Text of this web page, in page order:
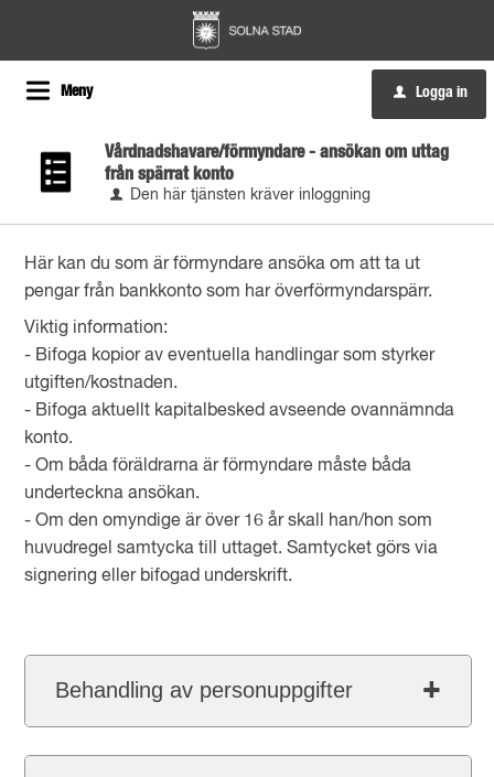
Meny u Logga in
Vårdnadshavare/förmyndare - ansökan om uttag
från spärrat konto
Den här tjänsten kräver inloggning
Här kan du som är förmyndare ansöka om att ta ut
pengar från bankkonto som har överförmyndarspärr.
Viktig information:
- Bifoga kopior av eventuella handlingar som styrker
utgiften/kostnaden.
- Bifoga aktuellt kapitalbesked avseende ovannämnda
konto.
- Om båda föräldrarna är förmyndare måste båda
underteckna ansökan.
- Om den omyndige är över 16 år skall han/hon som
huvudregel samtycka till uttaget. Samtycket görs via
signering eller bifogad underskrift.
Behandling av personuppgifter